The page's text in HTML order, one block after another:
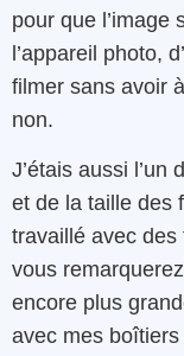
pour que l’image
l’appareil photo,
filmer sans avoir
non.
J’étais aussi
et de la taille des
travaillé avec des
vous
encore plus
avec mes boîtiers